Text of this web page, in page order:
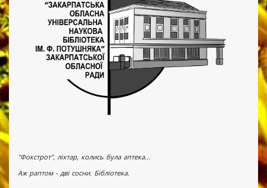
"Фокстрот", ліхтар, колись була аптека...
Аж раптом - дві сосни. Бібліотека.